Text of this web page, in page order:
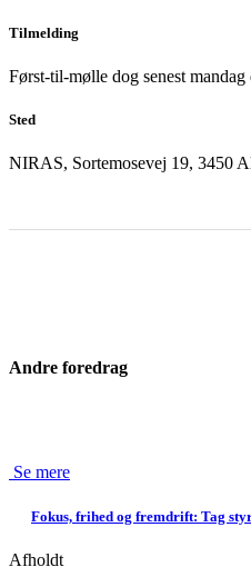
Tilmelding
Først-til-mølle dog senest
Sted
NIRAS, Sortemosevej 19, 3450
Andre foredrag
Se mere
Fokus, frihed og fremdrift: Tag
Afholdt